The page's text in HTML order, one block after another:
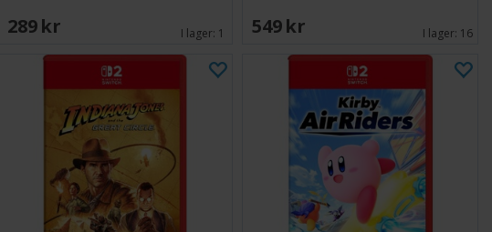
289 SEK I lager: 1 549 SEK I lager: 16